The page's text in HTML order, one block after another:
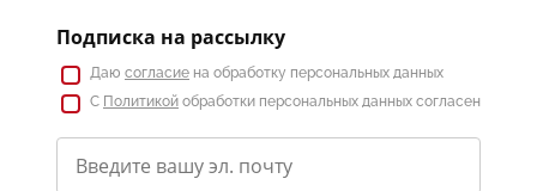
Подписка на рассылку
Даю согласие на обработку персональных данных
С Политикой обработки персональных данных согласен